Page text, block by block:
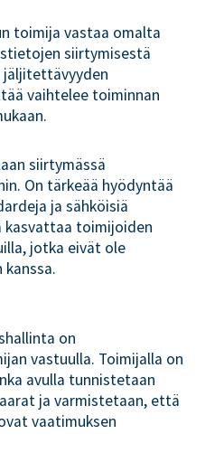
toimija vastaa omalta
siirtymisestä
vaihtelee toiminnan
siirtymässä
On tärkeää hyödyntää
ja sähköisiä
kasvattaa toimijoiden
jotka eivät ole
kanssa.
on
vastuulla. Toimijalla on
avulla tunnistetaan
ja varmistetaan, että
vaatimuksen